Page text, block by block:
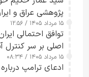
پژوهشی عراق و
۱۵ مرداد ۱۴۰۵ / ۱۲:۵۶
توافق احتمالی
اصلی بر سر کنترل
۱۵ مرداد ۱۴۰۵ / ۰۸:۳۴
ادعای ترامپ